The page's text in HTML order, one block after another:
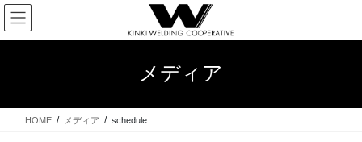
コ
ン
テ
ス
ナ
ビ
ゲ
ン
メディア
HOME メディア schedule